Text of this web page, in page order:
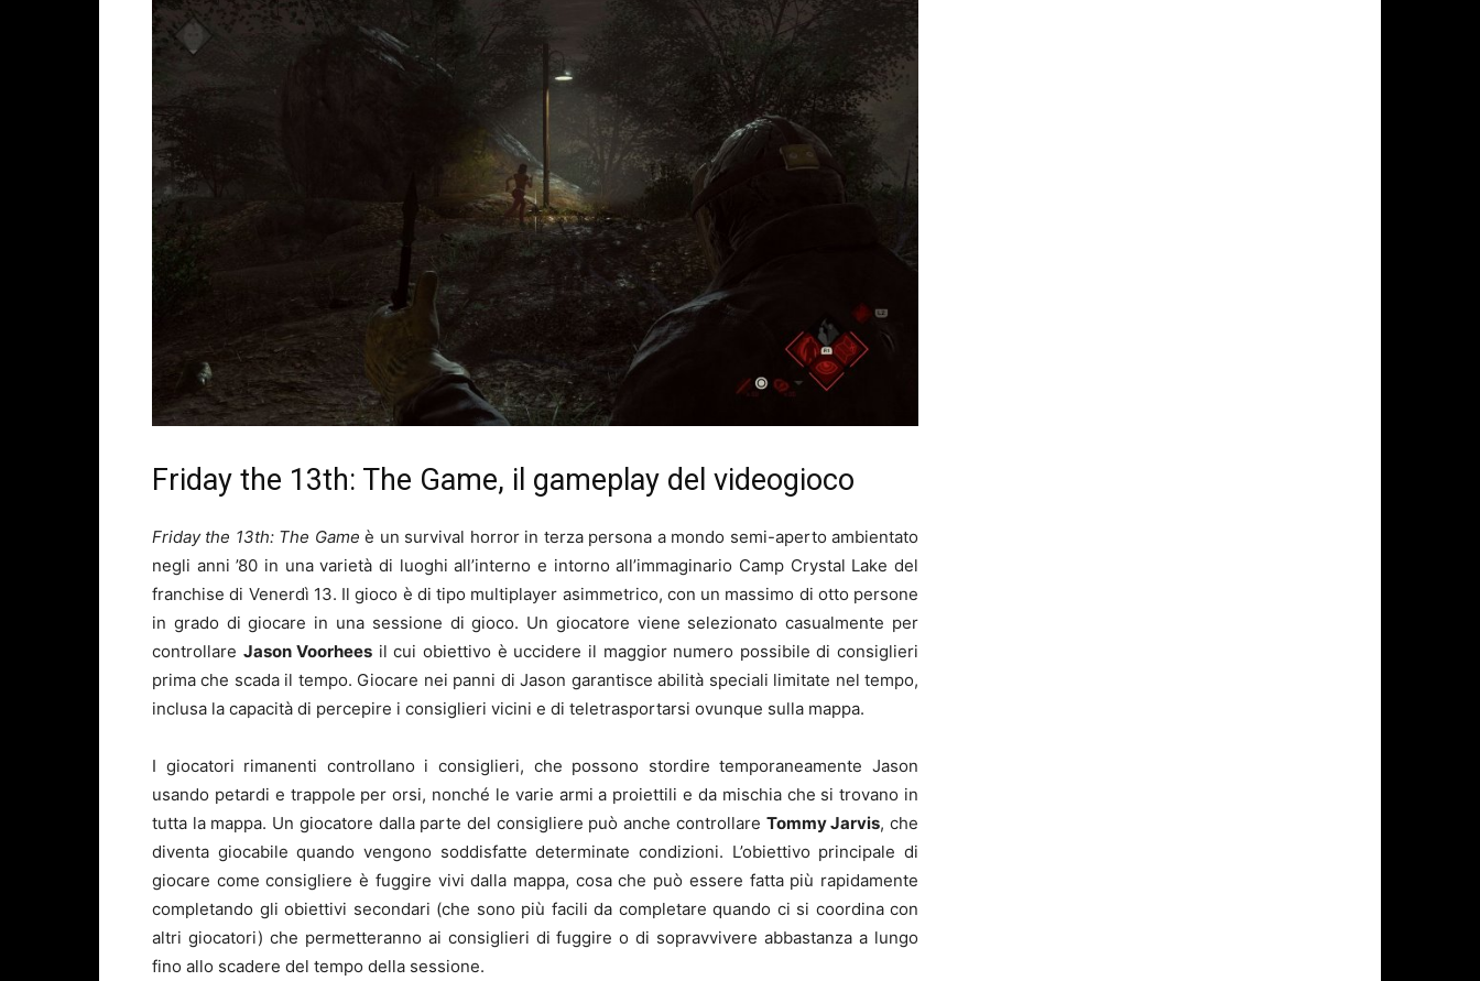
Friday the 13th: The Game, il gameplay del videogioco
Friday the 13th: The Game è un survival horror in terza persona a mondo semi-aperto ambientato
negli anni ’80 in una varietà di luoghi all’interno e intorno all’immaginario Camp Crystal Lake del
franchise di Venerdì 13. Il gioco è di tipo multiplayer asimmetrico, con un massimo di otto persone
in grado di giocare in una sessione di gioco. Un giocatore viene selezionato casualmente per
controllare Jason Voorhees il cui obiettivo è uccidere il maggior numero possibile di consiglieri
prima che scada il tempo. Giocare nei panni di Jason garantisce abilità speciali limitate nel tempo,
inclusa la capacità di percepire i consiglieri vicini e di teletrasportarsi ovunque sulla mappa.
I giocatori rimanenti controllano i consiglieri, che possono stordire temporaneamente Jason
usando petardi e trappole per orsi, nonché le varie armi a proiettili e da mischia che si trovano in
tutta la mappa. Un giocatore dalla parte del consigliere può anche controllare Tommy Jarvis, che
diventa giocabile quando vengono soddisfatte determinate condizioni. L’obiettivo principale di
giocare come consigliere è fuggire vivi dalla mappa, cosa che può essere fatta più rapidamente
completando gli obiettivi secondari (che sono più facili da completare quando ci si coordina con
altri giocatori) che permetteranno ai consiglieri di fuggire o di sopravvivere abbastanza a lungo
fino allo scadere del tempo della sessione.